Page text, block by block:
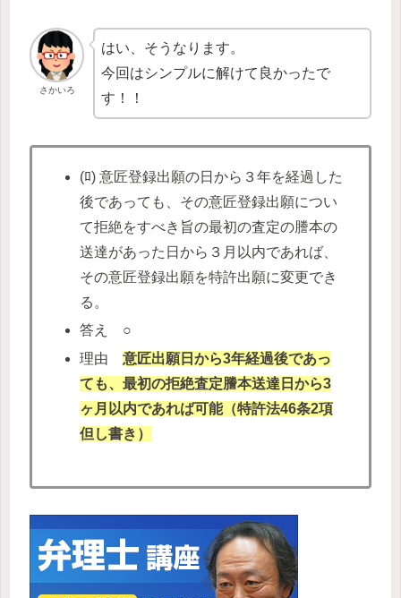
さかいろ
はい、そうなります。
今回はシンプルに解けて良かったで
す！！
(ﾛ) 意匠登録出願の日から３年を経過した
後であっても、その意匠登録出願につい
て拒絶をすべき旨の最初の査定の謄本の
送達があった日から３月以内であれば、
その意匠登録出願を特許出願に変更でき
る。
答え ○
理由意匠出願日から3年経過後であっ
ても、最初の拒絶査定謄本送達日から3
ヶ月以内であれば可能（特許法46条2項
但し書き）